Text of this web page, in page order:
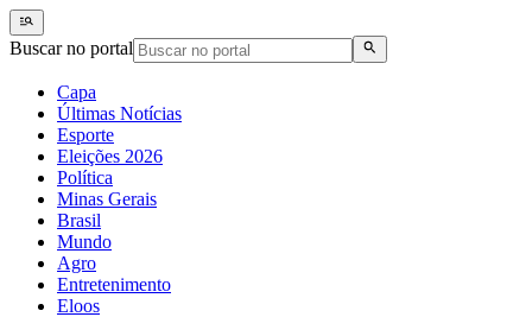
Buscar no portal
Capa
Últimas Notícias
Esporte
Eleições 2026
Política
Minas Gerais
Brasil
Mundo
Agro
Entretenimento
Eloos